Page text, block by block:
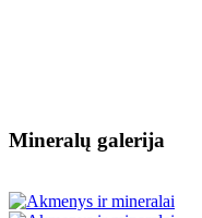
Mineralų galerija